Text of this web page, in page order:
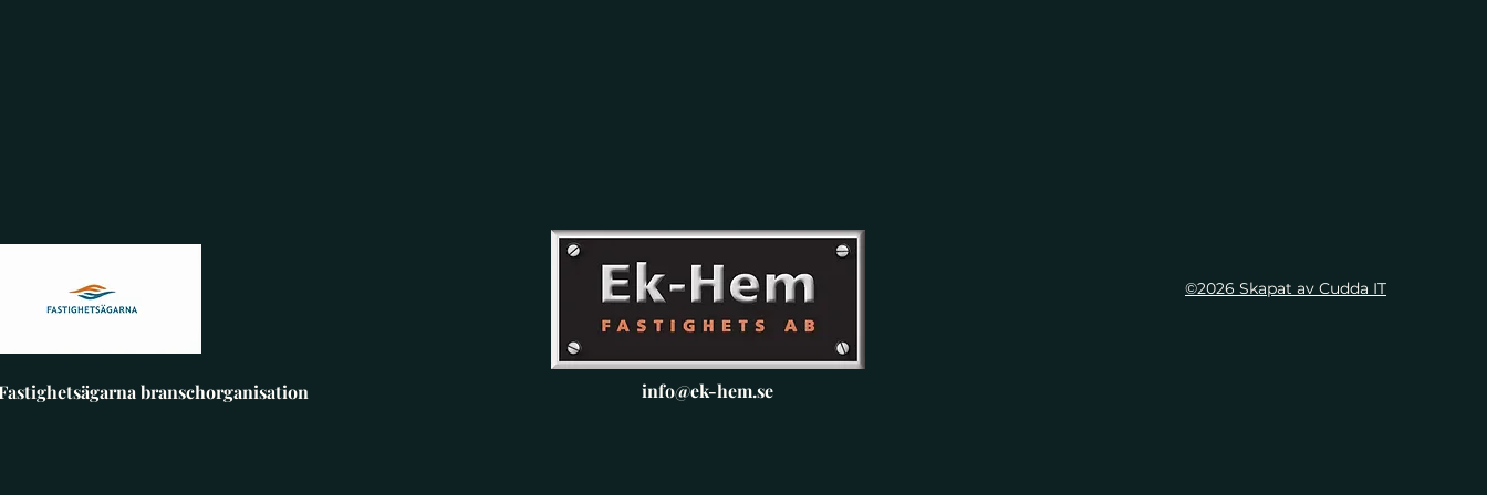
branschorganisation info@ek-hem.se
©2026 Skapat av Cudda IT